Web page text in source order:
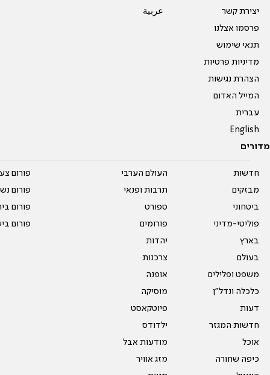
יצירת קשר
פרסמו אצלנו
תנאי שימוש
מדיניות פרטיות
הצהרת נגישות
המייל האדום
עברית
English
عربية
מדורים
חדשות
מבזקים
ביטחוני
פוליטי-מדיני
בארץ
בעולם
משפט ופלילים
כלכלה ונדל"ן
דעות
חדשות המגזר
אוכל
כיפה שחורה
העולם הערבי
תרבות ופנאי
ספורט
פורומים
יהדות
צרכנות
אופנה
מוסיקה
פיוטקאסט
ילדודס
מודעות אבל
מזג אוויר
פורום
פורום
פורום
פורום